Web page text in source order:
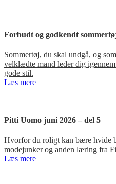
Forbudt og godkendt
Sommertøj, du skal undgå, og
velklædte mand leder dig
gode stil.
Læs mere
Pitti Uomo juni 2026 – del 5
Hvorfor du roligt kan bære hvide
modejunker og anden læring fra
Læs mere